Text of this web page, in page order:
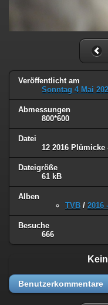
Veröffentlicht am
Sonntag 4 Mai
Abmessungen
800*600
Datei
12 2016 Plümicke
Dateigröße
61 kB
Alben
TVB / 2016
Besuche
666
Benutzerkommentare